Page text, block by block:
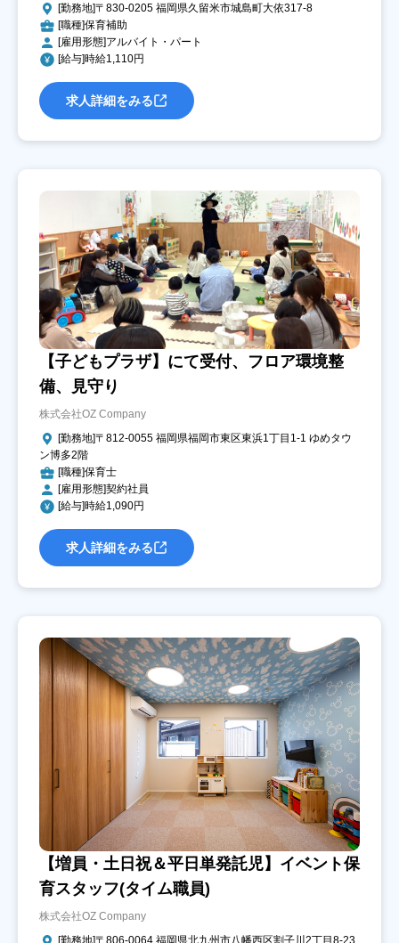
[勤務地]〒830-0205 福岡県久留米市城島町大依317-8
[職種]保育補助
[雇用形態]アルバイト・パート
[給与]時給1,110円
求人詳細をみる
【子どもプラザ】にて受付、フロア環境整
備、見守り
株式会社OZ Company
[勤務地]〒812-0055 福岡県福岡市東区東浜1丁目1-1 ゆめタウ
ン博多2階
[職種]保育士
[雇用形態]契約社員
[給与]時給1,090円
求人詳細をみる
【増員・土日祝＆平日単発託児】イベント保
育スタッフ(タイム職員)
株式会社OZ Company
[勤務地]〒806-0064 福岡県北九州市八幡西区割子川2丁目8-23